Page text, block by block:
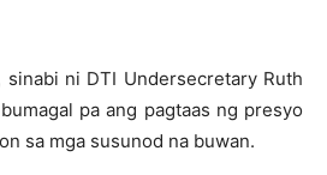
sinabi ni DTI Undersecretary Ruth
pa ang pagtaas ng presyo
sa mga susunod na buwan.